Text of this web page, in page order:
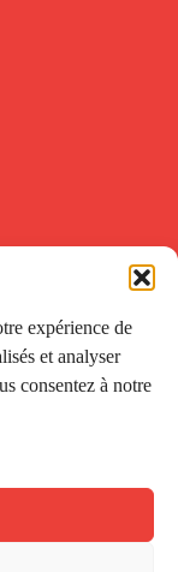
expérience de
et analyser
consentez à notre